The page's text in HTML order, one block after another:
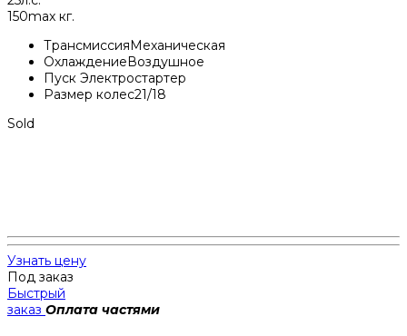
150max кг.
ТрансмиссияМеханическая
ОхлаждениеВоздушное
Пуск Электростартер
Размер колес21/18
Sold
Узнать цену
Под заказ
Быстрый
заказ Оплата частями